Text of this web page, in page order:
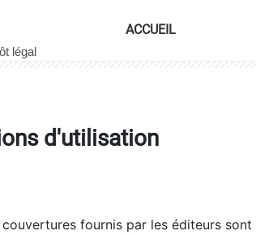
ACCUEIL
d'utilisation
fournis par les éditeurs